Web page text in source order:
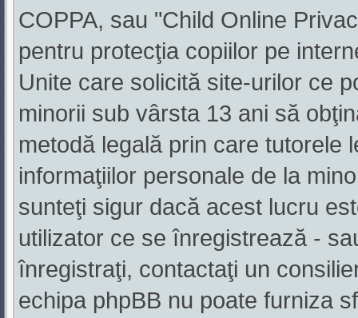
COPPA, sau "Child Online
pentru protecţia copiilor pe
Unite care solicită site-urilor ce
minorii sub vârsta 13 ani să
metodă legală prin care tutorele
informaţiilor personale de la
sunteţi sigur dacă acest lucru
utilizator ce se înregistrează -
înregistraţi, contactaţi un
echipa phpBB nu poate furniza